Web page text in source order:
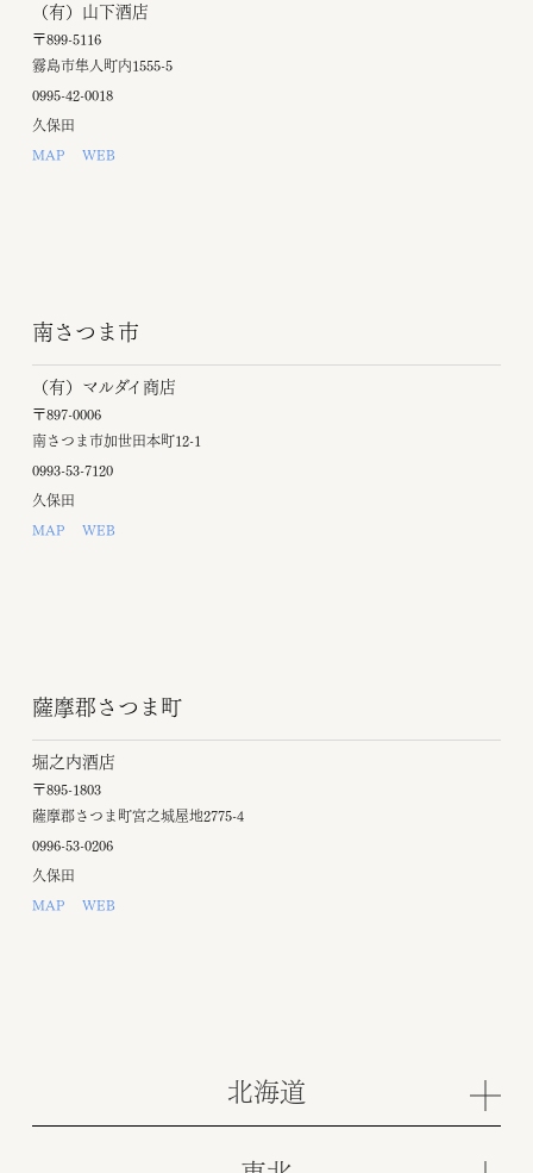
（有）山下酒店
〒899-5116
霧島市隼人町内1555-5
0995-42-0018
久保田
MAP
WEB
南さつま市
（有）マルダイ商店
〒897-0006
南さつま市加世田本町12-1
0993-53-7120
久保田
MAP
WEB
薩摩郡さつま町
堀之内酒店
〒895-1803
薩摩郡さつま町宮之城屋地2775-4
0996-53-0206
久保田
MAP
WEB
北海道